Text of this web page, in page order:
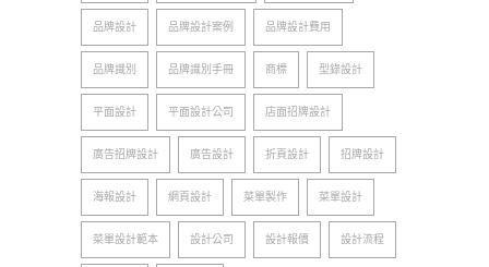
品牌設計 品牌設計案例 品牌設計費用
品牌識別 品牌識別手冊 商標 型錄設計
平面設計 平面設計公司 店面招牌設計
廣告招牌設計 廣告設計 折頁設計 招牌設計
海報設計 網頁設計 菜單製作 菜單設計
菜單設計範本 設計公司 設計報價 設計流程